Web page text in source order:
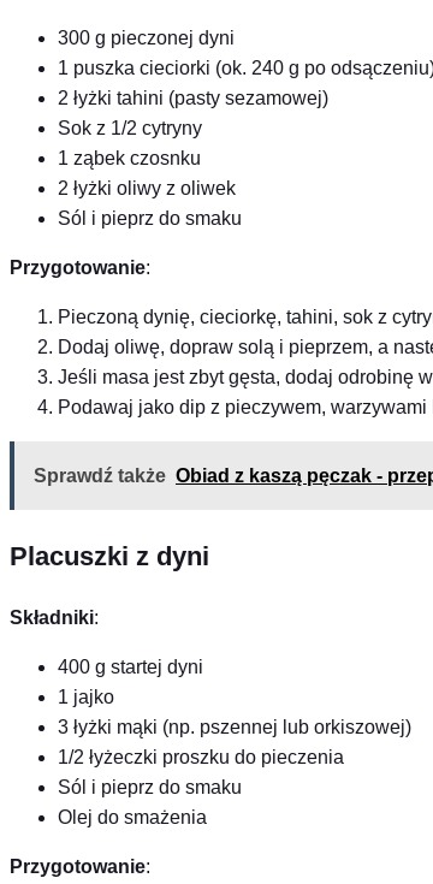
300 g pieczonej dyni
1 puszka cieciorki (ok. 240 g po
2 łyżki tahini (pasty sezamowej)
Sok z 1/2 cytryny
1 ząbek czosnku
2 łyżki oliwy z oliwek
Sól i pieprz do smaku
Przygotowanie:
Pieczoną dynię, cieciorkę, tahini, sok z
Dodaj oliwę, dopraw solą i pieprzem, a
Jeśli masa jest zbyt gęsta, dodaj odrobinę
Podawaj jako dip z pieczywem, warzywami
Sprawdź także Obiad z kaszą pęczak -
Placuszki z dyni
Składniki:
400 g startej dyni
1 jajko
3 łyżki mąki (np. pszennej lub orkiszowej)
1/2 łyżeczki proszku do pieczenia
Sól i pieprz do smaku
Olej do smażenia
Przygotowanie: